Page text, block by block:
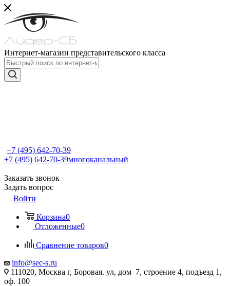
Интернет-магазин представительского класса
+7 (495) 642-70-39
+7 (495) 642-70-39многоканальный
Заказать звонок
Задать вопрос
Войти
Корзина0
Отложенные0
Сравнение товаров0
info@sec-s.ru
111020, Москва г, Боровая. ул, дом 7, строение 4, подъезд 1,
оф. 100